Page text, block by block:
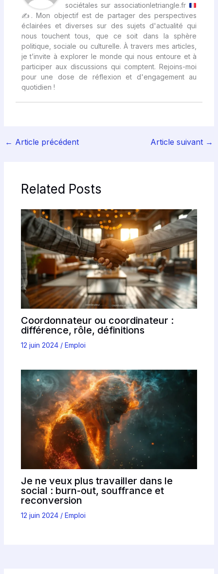
sociétales sur associationletriangle.fr
✍ . Mon objectif est de partager des perspectives
éclairées et diverses sur des sujets d'actualité qui
nous touchent tous, que ce soit dans la sphère
politique, sociale ou culturelle. À travers mes articles,
je t’invite à explorer le monde qui nous entoure et à
participer aux discussions qui comptent. Rejoins-moi
pour une dose de réflexion et d'engagement au
quotidien !
← Article précédent Article suivant →
Related Posts
Coordonnateur ou coordinateur :
différence, rôle, définitions
12 juin 2024 / Emploi
Je ne veux plus travailler dans le
social : burn-out, souffrance et
reconversion
12 juin 2024 / Emploi